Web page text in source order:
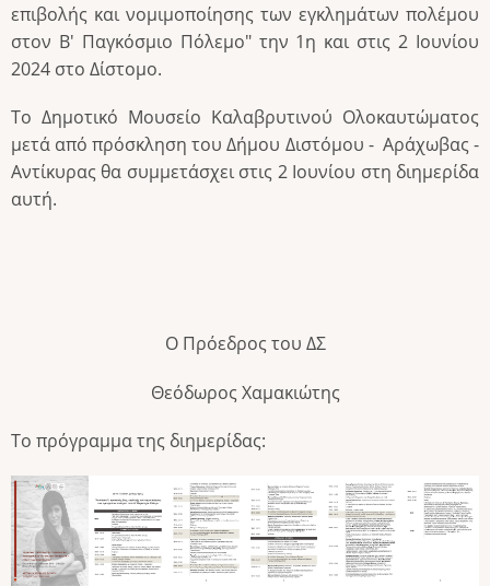
επιβολής και νομιμοποίησης των εγκλημάτων πολέμου
στον Β' Παγκόσμιο Πόλεμο" την 1η και στις 2 Ιουνίου
2024 στο Δίστομο.
Το Δημοτικό Μουσείο Καλαβρυτινού Ολοκαυτώματος
μετά από πρόσκληση του Δήμου Διστόμου - Αράχωβας -
Αντίκυρας θα συμμετάσχει στις 2 Ιουνίου στη διημερίδα
αυτή.
Ο Πρόεδρος του ΔΣ
Θεόδωρος Χαμακιώτης
Το πρόγραμμα της διημερίδας:
Image Image Image Image Image Image